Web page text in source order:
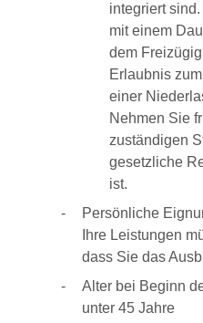
integriert sind.
mit einem
dem
Erlaubnis
einer
Nehmen Sie
zuständigen
gesetzliche
ist.
Persönliche
Ihre Leistungen
dass Sie das
Alter bei Beginn
unter 45 Jahre